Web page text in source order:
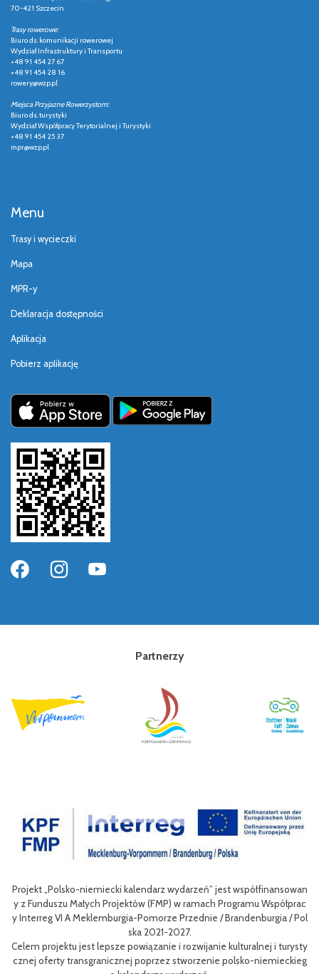
70-421 Szczecin
Trasy rowerowe:
Biuro ds. komunikacji rowerowej
Wydział Infrastruktury i Transportu
+48 91 454 27 67
+48 91 454 28 16
rowery@wzp.pl
Miejsca Przyjazne Rowerzystom:
Biuro ds. turystyki
Wydział Współpracy Terytorialnej i Turystyki
+48 91 454 25 37
mpr@wzp.pl
Menu
Trasy i wycieczki
Mapa
MPR-y
Deklaracja dostępności
Aplikacja
Pobierz aplikację
Partnerzy
kalendarz wydarzeń” jest współfinansowan
Projektów (FMP) w ramach Programu Współprac
Pomorze Przednie / Brandenburgia / Pol
lepsze powiązanie i rozwijanie kulturalnej i turysty
poprzez stworzenie polsko-niemieckieg
Celem III Polsko-
nie oferty
niej dla
Efektem
m rowerów